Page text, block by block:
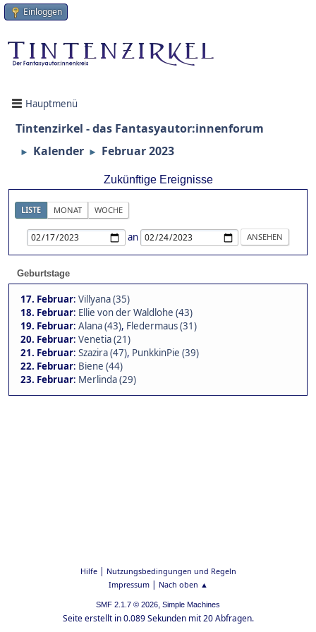
Einloggen
Hauptmenü
Tintenzirkel - das Fantasyautor:innenforum
► Kalender ► Februar 2023
Zukünftige Ereignisse
LISTE MONAT WOCHE
an
Geburtstage
17. Februar: Villyana (35)
18. Februar: Ellie von der Waldlohe (43)
19. Februar: Alana (43), Fledermaus (31)
20. Februar: Venetia (21)
21. Februar: Szazira (47), PunkkinPie (39)
22. Februar: Biene (44)
23. Februar: Merlinda (29)
Hilfe| Nutzungsbedingungen und Regeln
Impressum| Nach oben ▲
SMF 2.1.7 © 2026, Simple Machines
Seite erstellt in 0.089 Sekunden mit 20 Abfragen.